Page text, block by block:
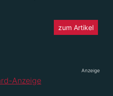
zum Artikel
Anzeige